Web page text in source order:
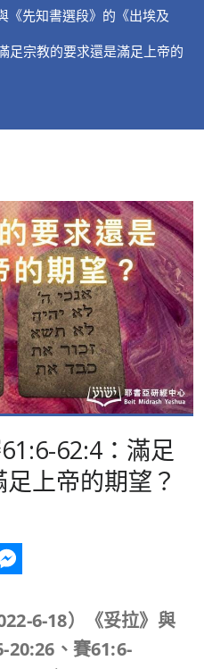
《先知書選段》的《出埃及
宗教的要求還是滿足上帝的
62:4：滿足
上帝的期望？
6-18）《妥拉》與
20:26 、賽61:6-